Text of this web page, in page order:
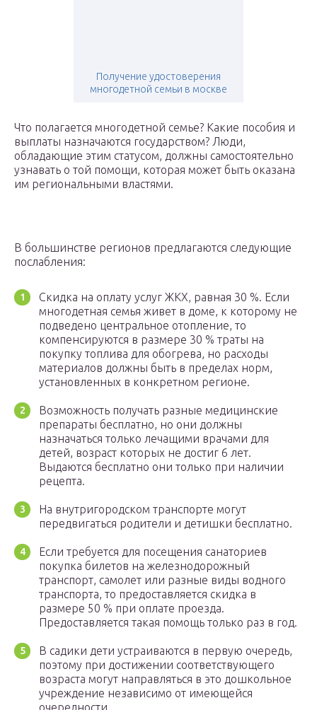
Получение удостоверения
многодетной семьи в москве
Что полагается многодетной семье? Какие пособия и
выплаты назначаются государством? Люди,
обладающие этим статусом, должны самостоятельно
узнавать о той помощи, которая может быть оказана
им региональными властями.
В большинстве регионов предлагаются следующие
послабления:
Скидка на оплату услуг ЖКХ, равная 30 %. Если
многодетная семья живет в доме, к которому не
подведено центральное отопление, то
компенсируются в размере 30 % траты на
покупку топлива для обогрева, но расходы
материалов должны быть в пределах норм,
установленных в конкретном регионе.
Возможность получать разные медицинские
препараты бесплатно, но они должны
назначаться только лечащими врачами для
детей, возраст которых не достиг 6 лет.
Выдаются бесплатно они только при наличии
рецепта.
На внутригородском транспорте могут
передвигаться родители и детишки бесплатно.
Если требуется для посещения санаториев
покупка билетов на железнодорожный
транспорт, самолет или разные виды водного
транспорта, то предоставляется скидка в
размере 50 % при оплате проезда.
Предоставляется такая помощь только раз в год.
В садики дети устраиваются в первую очередь,
поэтому при достижении соответствующего
возраста могут направляться в это дошкольное
учреждение независимо от имеющейся
очередности.